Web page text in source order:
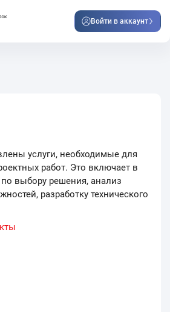
Войти в аккаунт
услуги, необходимые для
работ. Это включает в
по выбору решения, анализ
разработку технического